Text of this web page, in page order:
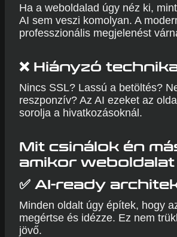
Ha a weboldalad úgy néz ki,
AI sem veszi komolyan. A
professzionális megjelenést
❌ Hiányzó
Nincs SSL? Lassú a betöltés?
reszponzív? Az AI ezeket az
sorolja a hivatkozásoknál.
Mit csinálok én
amikor weboldalat
✅ AI-ready
Minden oldalt úgy építek, hogy
megértse és idézze. Ez nem
jövő.